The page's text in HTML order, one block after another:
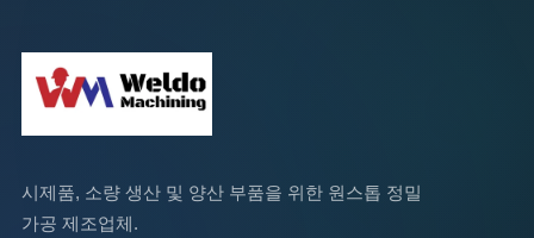
시제품, 소량 생산 및 양산 부품을 위한 원스톱 정밀
가공 제조업체.